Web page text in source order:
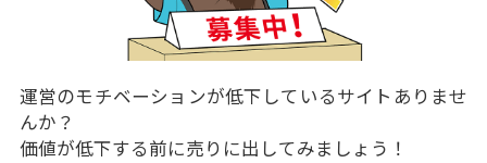
運営のモチベーションが低下しているサイトありませ
んか？
価値が低下する前に売りに出してみましょう！